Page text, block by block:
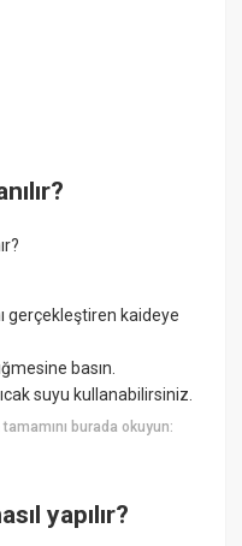
gerçekleştiren kaideye
basın.
suyu kullanabilirsiniz.
tamamını burada okuyun:
yapılır?